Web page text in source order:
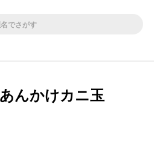
んかけカニ玉